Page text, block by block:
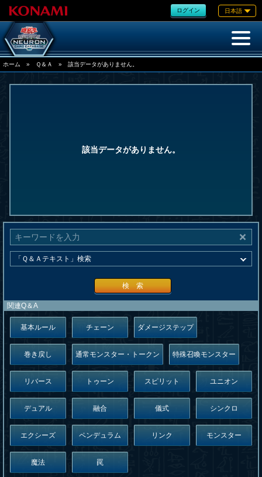
ログイン 日本語
ホーム » Ｑ＆Ａ » 該当データがありません。
該当データがありません。
検 索
関連Q＆A
基本ルール チェーン ダメージステップ
巻き戻し 通常モンスター・トークン 特殊召喚モンスター
リバース トゥーン スピリット ユニオン
デュアル 融合 儀式 シンクロ
エクシーズ ペンデュラム リンク モンスター
魔法 罠